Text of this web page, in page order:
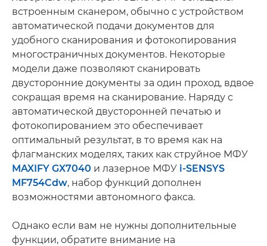
встроенным сканером, обычно с устройством
автоматической подачи документов для
удобного сканирования и фотокопирования
многостраничных документов. Некоторые
модели даже позволяют сканировать
двусторонние документы за один проход, вдвое
сокращая время на сканирование. Наряду с
автоматической двусторонней печатью и
фотокопированием это обеспечивает
оптимальный результат, в то время как на
флагманских моделях, таких как струйное МФУ
MAXIFY GX7040 и лазерное МФУ i-SENSYS
MF754Cdw, набор функций дополнен
возможностями автономного факса.
Однако если вам не нужны дополнительные
функции, обратите внимание на